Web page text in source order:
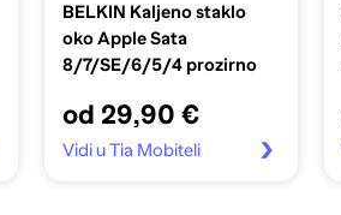
BELKIN Kaljeno staklo
oko Apple Sata
8/7/SE/6/5/4 prozirno
od 29,90 €
Vidi u Tia Mobiteli